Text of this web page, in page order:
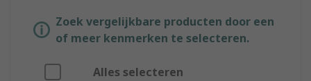
Zoek vergelijkbare producten door een
of meer kenmerken te selecteren.
Alles selecteren